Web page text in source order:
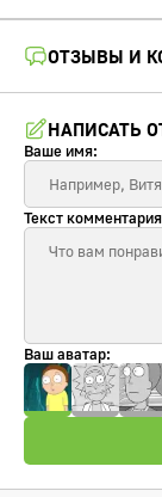
ОТЗЫВЫ И
НАПИСАТЬ
Ваше имя:
Текст
Ваш аватар: